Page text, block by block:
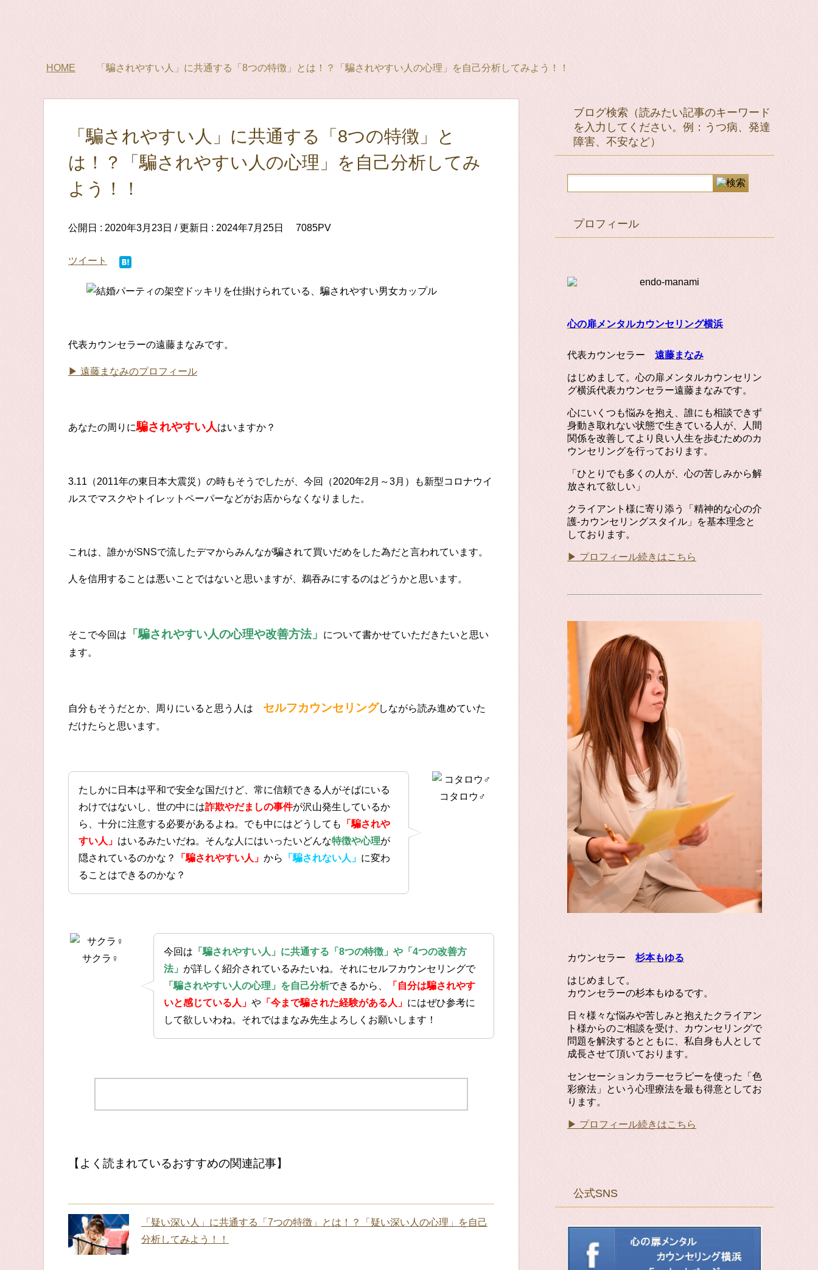
HOME 「騙されやすい人」に共通する「8つの特徴」とは！？「騙されやすい人の心理」を自己分析してみよう！！
「騙されやすい人」に共通する「8つの特徴」と
は！？「騙されやすい人の心理」を自己分析してみ
よう！！
公開日 : 2020年3月23日 / 更新日 : 2024年7月25日 7085PV
ツイート
代表カウンセラーの遠藤まなみです。
▶ 遠藤まなみのプロフィール
あなたの周りに騙されやすい人はいますか？
3.11（2011年の東日本大震災）の時もそうでしたが、今回（2020年2月～3月）も新型コロナウイ
ルスでマスクやトイレットペーパーなどがお店からなくなりました。
これは、誰かがSNSで流したデマからみんなが騙されて買いだめをした為だと言われています。
人を信用することは悪いことではないと思いますが、鵜吞みにするのはどうかと思います。
そこで今回は 「騙されやすい人の心理や改善方法」
について書かせていただきたいと思い
ます。
自分もそうだとか、周りにいると思う人は セルフカウンセリングしながら読み進めていた
だけたらと思います。
コタロウ♂
たしかに日本は平和で安全な国だけど、常に信頼できる人がそばにいる
わけではないし、世の中には詐欺やだましの事件が沢山発生しているか
ら、十分に注意する必要があるよね。でも中にはどうしても
「騙されや
すい人」 はいるみたいだね。そんな人にはいったいどんな特徴や心理が
隠されているのかな？
「騙されやすい人」 から 「騙されない人」 に変わ
ることはできるのかな？
サクラ♀
今回は 「騙されやすい人」に共通する「8つの特徴」や「4つの改善方
法」 が詳しく紹介されているみたいね。それにセルフカウンセリングで
「騙されやすい人の心理」を自己分析できるから、
「自分は騙されやす
いと感じている人」 や 「今まで騙された経験がある人」 にはぜひ参考に
して欲しいわね。それではまなみ先生よろしくお願いします！
【よく読まれているおすすめの関連記事】
「疑い深い人」に共通する「7つの特徴」とは！？「疑い深い人の心理」を自己
分析してみよう！！
ブログ検索（読みたい記事のキーワード
を入力してください。例：うつ病、発達
障害、不安など）
プロフィール
心の扉メンタルカウンセリング横浜
代表カウンセラー 遠藤まなみ
はじめまして。心の扉メンタルカウンセリン
グ横浜代表カウンセラー遠藤まなみです。
心にいくつも悩みを抱え、誰にも相談できず
身動き取れない状態で生きている人が、人間
関係を改善してより良い人生を歩むためのカ
ウンセリングを行っております。
「ひとりでも多くの人が、心の苦しみから解
放されて欲しい」
クライアント様に寄り添う「精神的な心の介
護-カウンセリングスタイル」を基本理念と
しております。
▶ プロフィール続きはこちら
カウンセラー 杉本もゆる
はじめまして。
カウンセラーの杉本もゆるです。
日々様々な悩みや苦しみと抱えたクライアン
ト様からのご相談を受け、カウンセリングで
問題を解決するとともに、私自身も人として
成長させて頂いております。
センセーションカラーセラピーを使った「色
彩療法」という心理療法を最も得意としてお
ります。
▶ プロフィール続きはこちら
公式SNS